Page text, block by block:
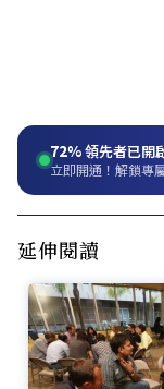
72%領先者已開
立即開通！解鎖專
延伸閱讀